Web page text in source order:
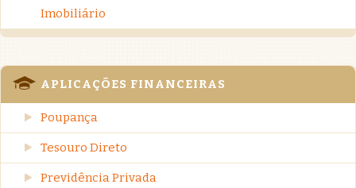
Imobiliário
APLICAÇÕES FINANCEIRAS
Poupança
Tesouro Direto
Previdência Privada